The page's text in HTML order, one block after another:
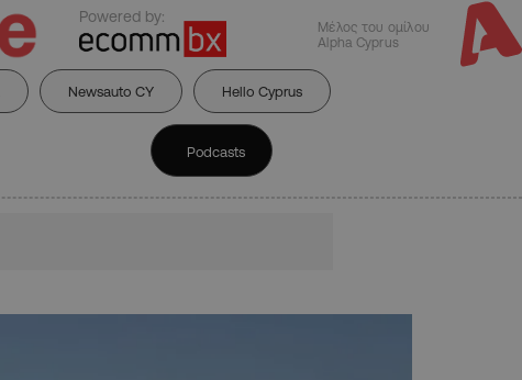
Powered by:
Μέλος του ομίλου
Alpha Cyprus
Newsauto CY Hello Cyprus
Podcasts